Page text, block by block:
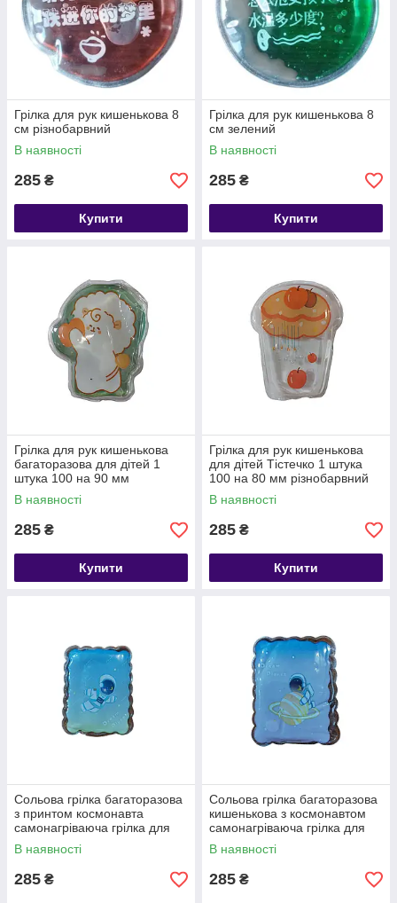
Грілка для рук кишенькова 8
см різнобарвний
В наявності
285 ₴
Купити
Грілка для рук кишенькова 8
см зелений
В наявності
285 ₴
Купити
Грілка для рук кишенькова
багаторазова для дітей 1
штука 100 на 90 мм
різнобарвний
В наявності
285 ₴
Купити
Грілка для рук кишенькова
для дітей Тістечко 1 штука
100 на 80 мм різнобарвний
В наявності
285 ₴
Купити
Сольова грілка багаторазова
з принтом космонавта
самонагріваюча грілка для
рук
В наявності
285 ₴
Сольова грілка багаторазова
кишенькова з космонавтом
самонагріваюча грілка для
рук
В наявності
285 ₴